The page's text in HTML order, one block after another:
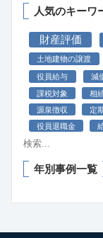
人気のキーワ
財産評価
土地建物の譲渡
役員給与 減
課税対象
相
源泉徴収
定
役員退職金
年別事例一覧